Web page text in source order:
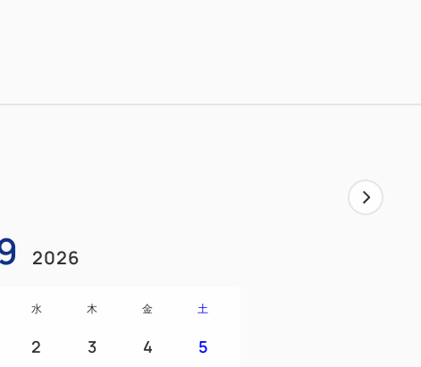
していただけます。
ためお持ち帰りはできません。
る方
じる方
2026
水 木 金 土
2 3 4 5